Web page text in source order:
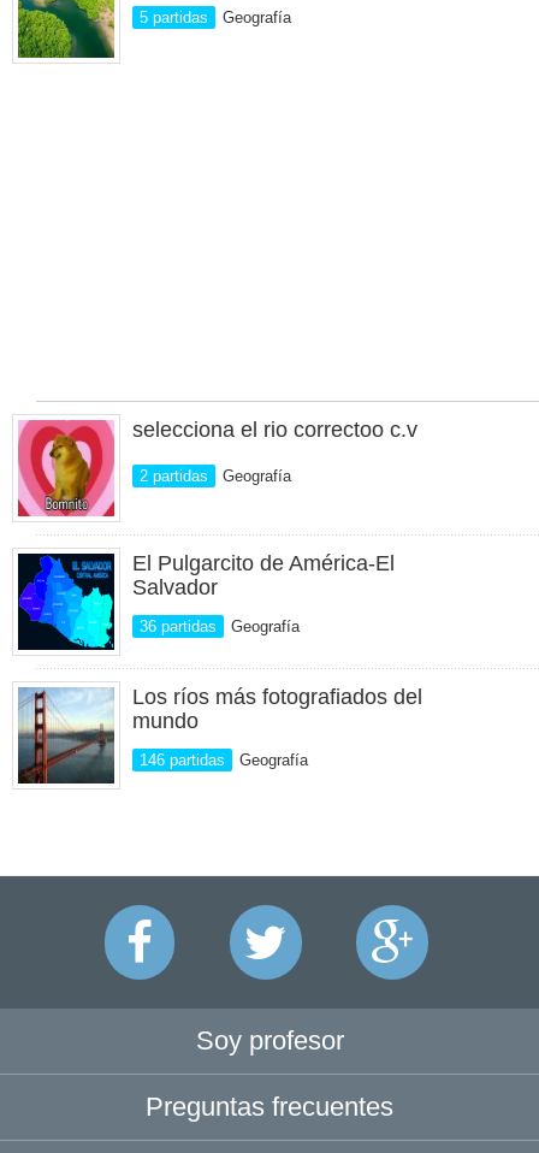
5 partidas Geografía
selecciona el rio correctoo c.v
2 partidas Geografía
El Pulgarcito de América-El
Salvador
36 partidas Geografía
Los ríos más fotografiados del
mundo
146 partidas Geografía
Soy profesor
Preguntas frecuentes